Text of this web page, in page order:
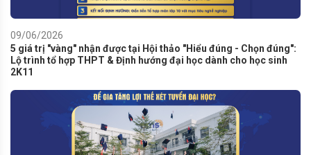
09/06/2026
5 giá trị "vàng" nhận được tại Hội thảo "Hiểu đúng - Chọn đúng":
Lộ trình tổ hợp THPT & Định hướng đại học dành cho học sinh
2K11